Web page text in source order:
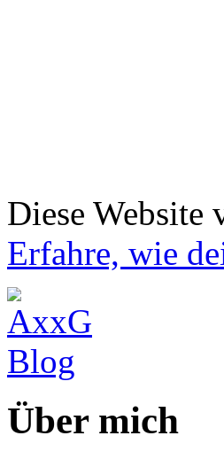
Diese Website
Erfahre, wie
Über mich